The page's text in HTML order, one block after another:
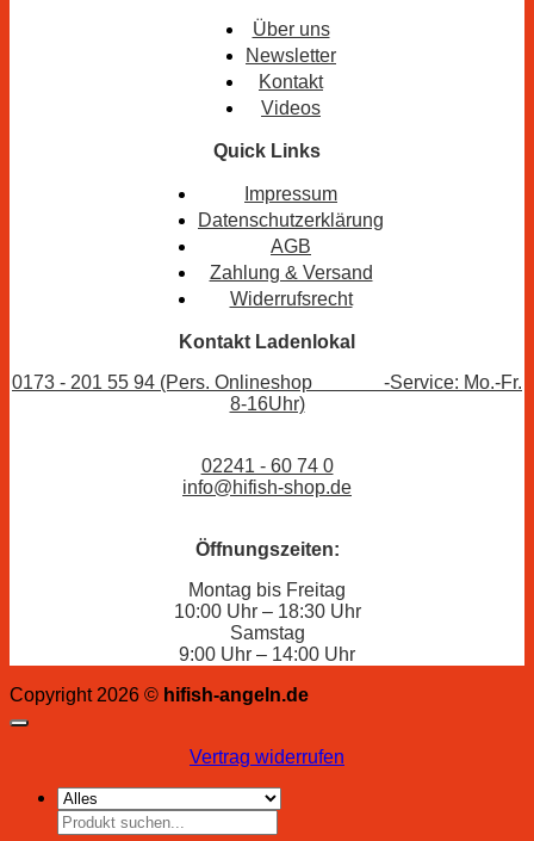
Über uns
Newsletter
Kontakt
Videos
Quick Links
Impressum
Datenschutzerklärung
AGB
Zahlung & Versand
Widerrufsrecht
Kontakt Ladenlokal
0173 - 201 55 94 (Pers. Onlineshop -Service: Mo.-Fr.
8-16Uhr)
02241 - 60 74 0
info@hifish-shop.de
Öffnungszeiten:
Montag bis Freitag
10:00 Uhr – 18:30 Uhr
Samstag
9:00 Uhr – 14:00 Uhr
Copyright 2026 © hifish-angeln.de
Vertrag widerrufen
Suchen